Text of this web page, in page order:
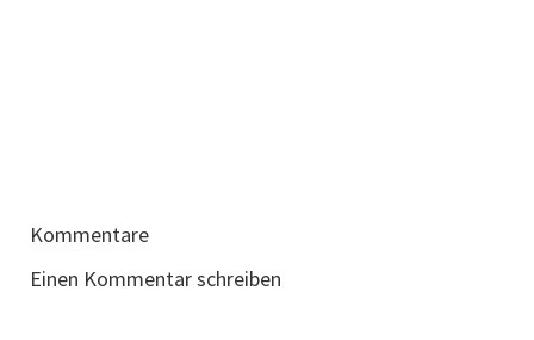
Kommentare
Einen Kommentar schreiben